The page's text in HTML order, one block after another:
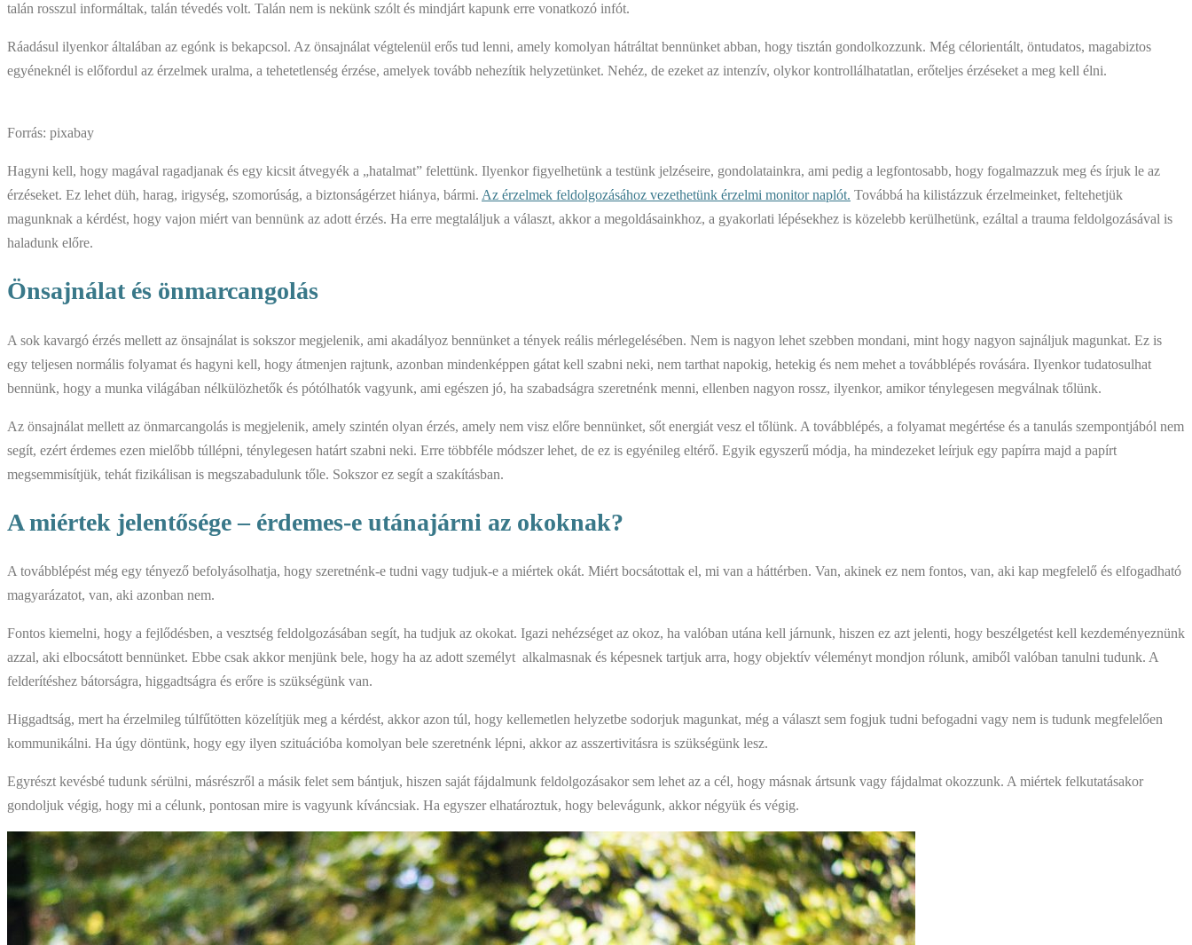
talán rosszul informáltak, talán tévedés volt. Talán nem is nekünk szólt és mindjárt kapunk erre vonatkozó infót.
Ráadásul ilyenkor általában az egónk is bekapcsol. Az önsajnálat végtelenül erős tud lenni, amely komolyan hátráltat bennünket abban, hogy tisztán gondolkozzunk. Még célorientált, öntudatos, magabiztos
egyéneknél is előfordul az érzelmek uralma, a tehetetlenség érzése, amelyek tovább nehezítik helyzetünket. Nehéz, de ezeket az intenzív, olykor kontrollálhatatlan, erőteljes érzéseket a meg kell élni.
Forrás: pixabay
Hagyni kell, hogy magával ragadjanak és egy kicsit átvegyék a „hatalmat” felettünk. Ilyenkor figyelhetünk a testünk jelzéseire, gondolatainkra, ami pedig a legfontosabb, hogy fogalmazzuk meg és írjuk le az
érzéseket. Ez lehet düh, harag, irigység, szomorúság, a biztonságérzet hiánya, bármi. Az érzelmek feldolgozásához vezethetünk érzelmi monitor naplót. Továbbá ha kilistázzuk érzelmeinket, feltehetjük
magunknak a kérdést, hogy vajon miért van bennünk az adott érzés. Ha erre megtaláljuk a választ, akkor a megoldásainkhoz, a gyakorlati lépésekhez is közelebb kerülhetünk, ezáltal a trauma feldolgozásával is
haladunk előre.
Önsajnálat és önmarcangolás
A sok kavargó érzés mellett az önsajnálat is sokszor megjelenik, ami akadályoz bennünket a tények reális mérlegelésében. Nem is nagyon lehet szebben mondani, mint hogy nagyon sajnáljuk magunkat. Ez is
egy teljesen normális folyamat és hagyni kell, hogy átmenjen rajtunk, azonban mindenképpen gátat kell szabni neki, nem tarthat napokig, hetekig és nem mehet a továbblépés rovására. Ilyenkor tudatosulhat
bennünk, hogy a munka világában nélkülözhetők és pótólhatók vagyunk, ami egészen jó, ha szabadságra szeretnénk menni, ellenben nagyon rossz, ilyenkor, amikor ténylegesen megválnak tőlünk.
Az önsajnálat mellett az önmarcangolás is megjelenik, amely szintén olyan érzés, amely nem visz előre bennünket, sőt energiát vesz el tőlünk. A továbblépés, a folyamat megértése és a tanulás szempontjából nem
segít, ezért érdemes ezen mielőbb túllépni, ténylegesen határt szabni neki. Erre többféle módszer lehet, de ez is egyénileg eltérő. Egyik egyszerű módja, ha mindezeket leírjuk egy papírra majd a papírt
megsemmisítjük, tehát fizikálisan is megszabadulunk tőle. Sokszor ez segít a szakításban.
A miértek jelentősége – érdemes-e utánajárni az okoknak?
A továbblépést még egy tényező befolyásolhatja, hogy szeretnénk-e tudni vagy tudjuk-e a miértek okát. Miért bocsátottak el, mi van a háttérben. Van, akinek ez nem fontos, van, aki kap megfelelő és elfogadható
magyarázatot, van, aki azonban nem.
Fontos kiemelni, hogy a fejlődésben, a vesztség feldolgozásában segít, ha tudjuk az okokat. Igazi nehézséget az okoz, ha valóban utána kell járnunk, hiszen ez azt jelenti, hogy beszélgetést kell kezdeményeznünk
azzal, aki elbocsátott bennünket. Ebbe csak akkor menjünk bele, hogy ha az adott személyt alkalmasnak és képesnek tartjuk arra, hogy objektív véleményt mondjon rólunk, amiből valóban tanulni tudunk. A
felderítéshez bátorságra, higgadtságra és erőre is szükségünk van.
Higgadtság, mert ha érzelmileg túlfűtötten közelítjük meg a kérdést, akkor azon túl, hogy kellemetlen helyzetbe sodorjuk magunkat, még a választ sem fogjuk tudni befogadni vagy nem is tudunk megfelelően
kommunikálni. Ha úgy döntünk, hogy egy ilyen szituációba komolyan bele szeretnénk lépni, akkor az asszertivitásra is szükségünk lesz.
Egyrészt kevésbé tudunk sérülni, másrészről a másik felet sem bántjuk, hiszen saját fájdalmunk feldolgozásakor sem lehet az a cél, hogy másnak ártsunk vagy fájdalmat okozzunk. A miértek felkutatásakor
gondoljuk végig, hogy mi a célunk, pontosan mire is vagyunk kíváncsiak. Ha egy­szer elhatároztuk, hogy belevágunk, akkor négyük és végig.